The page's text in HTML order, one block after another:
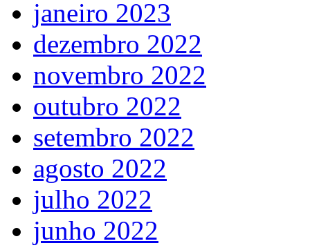
janeiro 2023
dezembro 2022
novembro 2022
outubro 2022
setembro 2022
agosto 2022
julho 2022
junho 2022